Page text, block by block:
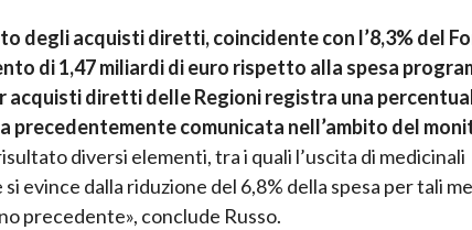
degli acquisti diretti, coincidente con l’8,3% del
di 1,47 miliardi di euro rispetto alla spesa
acquisti diretti delle Regioni registra una
precedentemente comunicata nell’ambito del
diversi elementi, tra i quali l’uscita di medicinali
evince dalla riduzione del 6,8% della spesa per tali
precedente», conclude Russo.